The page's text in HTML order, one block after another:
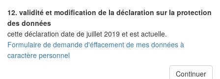
12. validité et modification de la déclaration sur la protection
des données
cette déclaration date de juillet 2019 et est actuelle.
Formulaire de demande d'éffacement de mes données à
caractère personnel
Continuer